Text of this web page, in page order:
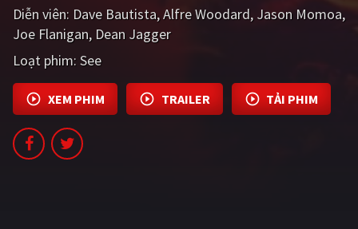
Diễn viên: Dave Bautista Alfre Woodard Jason Momoa
Joe Flanigan Dean Jagger
Loạt phim: See
XEM PHIM TRAILER TẢI PHIM